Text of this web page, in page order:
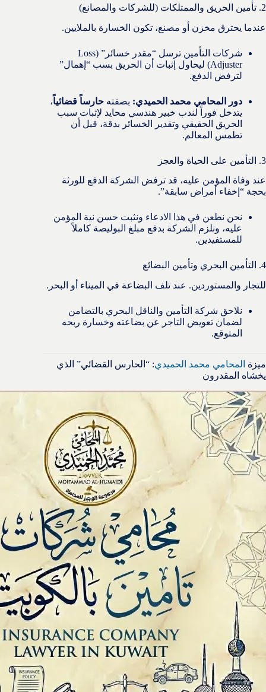
2. تأمين الحريق والممتلكات (للشركات والمصانع)
عندما يحترق مخزن أو مصنع، تكون الخسارة بالملايين.
شركات التأمين ترسل “مقدر خسائر” (Loss
Adjuster) ليحاول إثبات أن الحريق بسب “إهمال”
لترفض الدفع.
دور المحامي محمد الحميدي: بصفته حارساً قضائياً،
يتدخل فوراً لندب خبير هندسي محايد لإثبات سبب
الحريق الحقيقي وتقدير الخسائر بدقة، قبل أن
تطمس المعالم.
3. التأمين على الحياة والعجز
عند وفاة المؤمن عليه، قد ترفض الشركة الدفع للورثة
بحجة “إخفاء أمراض سابقة”.
نحن نطعن في هذا الادعاء ونثبت حسن نية المؤمن
عليه، ونلزم الشركة بدفع مبلغ البوليصة كاملاً
للمستفيدين.
4. التأمين البحري وتأمين البضائع
للتجار والمستوردين. عند تلف البضاعة في الميناء أو البحر.
نلاحق شركة التأمين والناقل البحري بالتضامن
لضمان تعويض التاجر عن بضاعته وخسارة ربحه
المتوقع.
ميزة المحامي محمد الحميدي: “الحارس القضائي” الذي
يخشاه المقدرون